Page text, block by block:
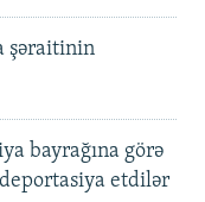
şəraitinin
bayrağına görə
deportasiya etdilər